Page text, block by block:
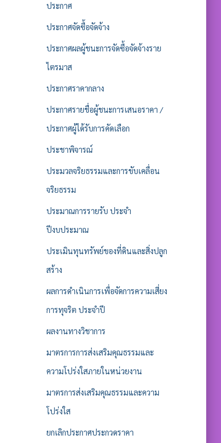
ประกาศ
ประกาศจัดซื้อจัดจ้าง
ประกาศผลผู้ชนะการจัดซื้อจัดจ้างราย
ไตรมาส
ประกาศราคากลาง
ประกาศรายชื่อผู้ชนะการเสนอราคา /
ประกาศผู้ได้รับการคัดเลือก
ประชาพิจารณ์
ประมวลจริยธรรมและการขับเคลื่อน
จริยธรรม
ประมาณการรายรับ ประจำ
ปีงบประมาณ
ประเมินทุนทรัพย์ของที่ดินและสิ่งปลูก
สร้าง
ผลการดำเนินการเพื่อจัดการความเสี่ยง
การทุจริต ประจำปี
ผลงานทางวิชาการ
มาตรการการส่งเสริมคุณธรรมและ
ความโปร่งใสภายในหน่วยงาน
มาตรการส่งเสริมคุณธรรมและความ
โปร่งใส
ยกเลิกประกาศประกวดราคา